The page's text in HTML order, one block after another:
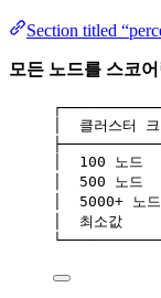
Section titled
모든 노드를 스코
│  클러스
│  100 노
│  500 노
│  5000+
│  최소값